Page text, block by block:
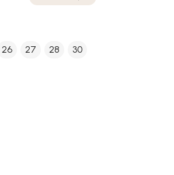
26 27 28 30